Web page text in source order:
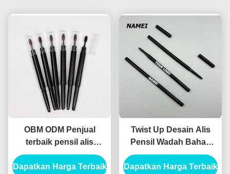
OBM ODM Penjual
terbaik pensil alis
kosong yang ramping
Kontainer Pensil alis
Dapatkan Harga Terbaik
Twist Up Desain Alis
Pensil Wadah Bahan
ABS Formula Otomatis
Dapatkan Harga Terbaik